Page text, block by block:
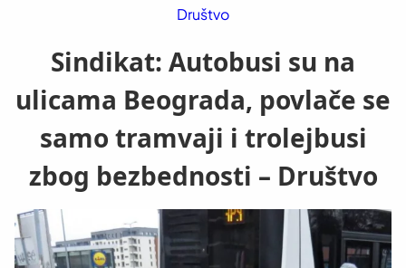
Društvo
Sindikat: Autobusi su na
ulicama Beograda, povlače se
samo tramvaji i trolejbusi
zbog bezbednosti – Društvo